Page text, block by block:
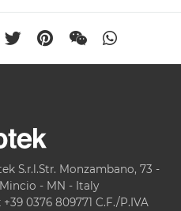
S.r.l.Str. Monzambano, 73 -
- MN - Italy
0376 809771 C.F./P.IVA